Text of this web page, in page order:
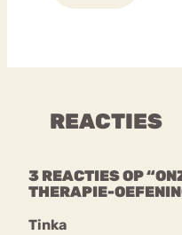
REACTIES
3 REACTIES OP
THERAPIE-
Tinka